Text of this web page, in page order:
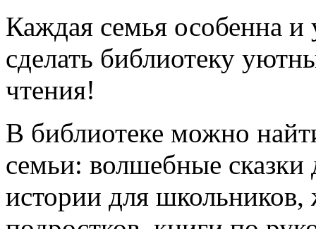
Каждая семья особенна и
сделать библиотеку
чтения!
В библиотеке можно
семьи: волшебные
истории для